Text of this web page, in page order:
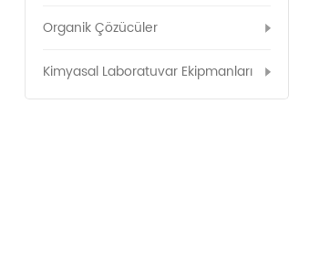
Organik Çözücüler
Kimyasal Laboratuvar Ekipmanları